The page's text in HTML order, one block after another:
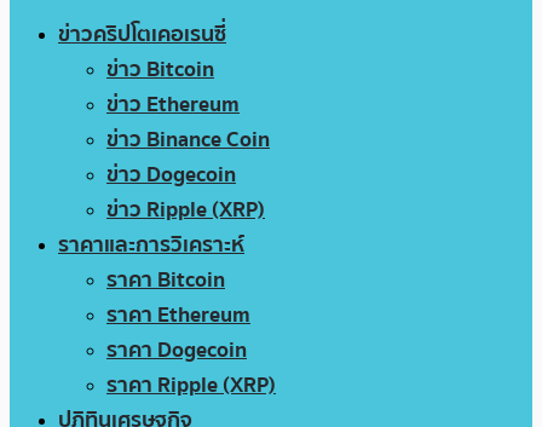
ข่าวคริปโตเคอเรนซี่
ข่าว Bitcoin
ข่าว Ethereum
ข่าว Binance Coin
ข่าว Dogecoin
ข่าว Ripple (XRP)
ราคาและการวิเคราะห์
ราคา Bitcoin
ราคา Ethereum
ราคา Dogecoin
ราคา Ripple (XRP)